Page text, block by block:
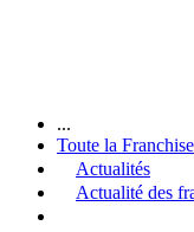
...
Toute la Franchise
Actualités
Actualité des